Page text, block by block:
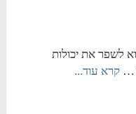
לשפר את יכולות
… קרא עוד...